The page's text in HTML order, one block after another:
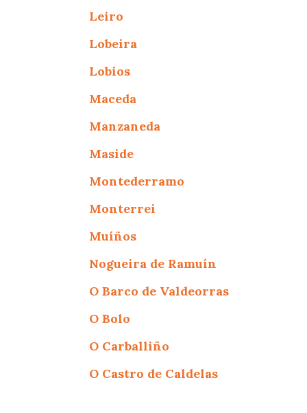
Leiro
Lobeira
Lobios
Maceda
Manzaneda
Maside
Montederramo
Monterrei
Muíños
Nogueira de Ramuín
O Barco de Valdeorras
O Bolo
O Carballiño
O Castro de Caldelas